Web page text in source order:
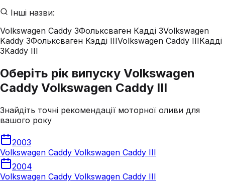
Інші назви:
Volkswagen Caddy 3Фольксваген Кадді 3Volkswagen
Kaddy 3Фольксваген Кэдді IIIVolkswagen Caddy IIIКадді
3Kaddy III
Оберіть рік випуску Volkswagen
Caddy Volkswagen Caddy III
Знайдіть точні рекомендації моторної оливи для
вашого року
2003
Volkswagen Caddy Volkswagen Caddy III
2004
Volkswagen Caddy Volkswagen Caddy III